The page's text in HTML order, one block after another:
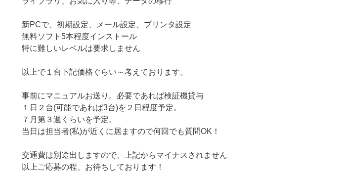
新PCで、初期設定、メール設定、プリンタ設定
無料ソフト5本程度インストール
特に難しいレベルは要求しません
以上で１台下記価格ぐらい～考えております。
事前にマニュアルお送り。必要であれば検証機貸与
１日２台(可能であれば3台)を２日程度予定。
７月第３週くらいを予定。
当日は担当者(私)が近くに居ますので何回でも質問OK！
交通費は別途出しますので、上記からマイナスされません
以上ご応募の程、お待ちしております！